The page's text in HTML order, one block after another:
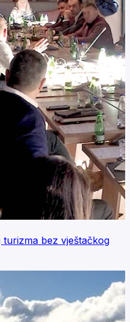
turizma bez vještačkog